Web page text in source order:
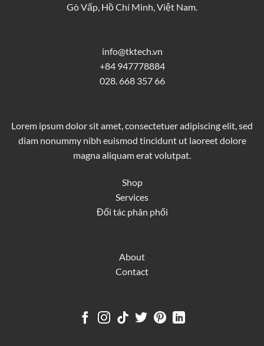
Gò Vấp, Hồ Chí Minh, Việt Nam.
info@tktech.vn
+84 947778884
028. 668 357 66
Lorem ipsum dolor sit amet, consectetuer adipiscing elit, sed
diam nonummy nibh euismod tincidunt ut laoreet dolore
magna aliquam erat volutpat.
Shop
Services
Đối tác phân phối
About
Contact